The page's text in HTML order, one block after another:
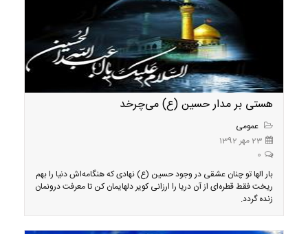
هستی بر مدار حسین (ع) می‌چرخد
عمومی
23 مهر 1392
0
بار الها تو چنان عشقی در وجود حسین (ع) نهادی که هنگامه‌اش دنیا را بهم
ریخت فقط قطره‌ای از آن دریا را ارزانی کویر دلهایمان کن تا معرفت درونمان
زنده گردد.